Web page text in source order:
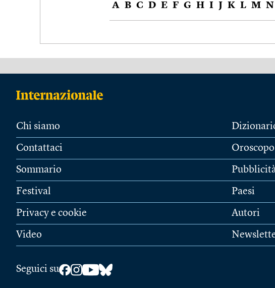
A B C D E F G H I J K L M N
Chi siamo
Contattaci
Sommario
Festival
Privacy e cookie
Video
Oroscopo
Paesi
Autori
Seguici su